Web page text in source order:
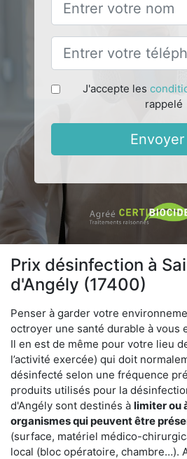
J'accepte les
rappelé
Envoyer
Prix désinfection à
d'Angély (17400)
Penser à garder votre
octroyer une santé durable à vous
Il en est de même pour votre lieu
l’activité exercée) qui doit
désinfecté selon une fréquence
produits utilisés pour la
d'Angély sont destinés à limiter ou
organismes qui peuvent être
(surface, matériel médico-
local (bloc opératoire, chambre…).